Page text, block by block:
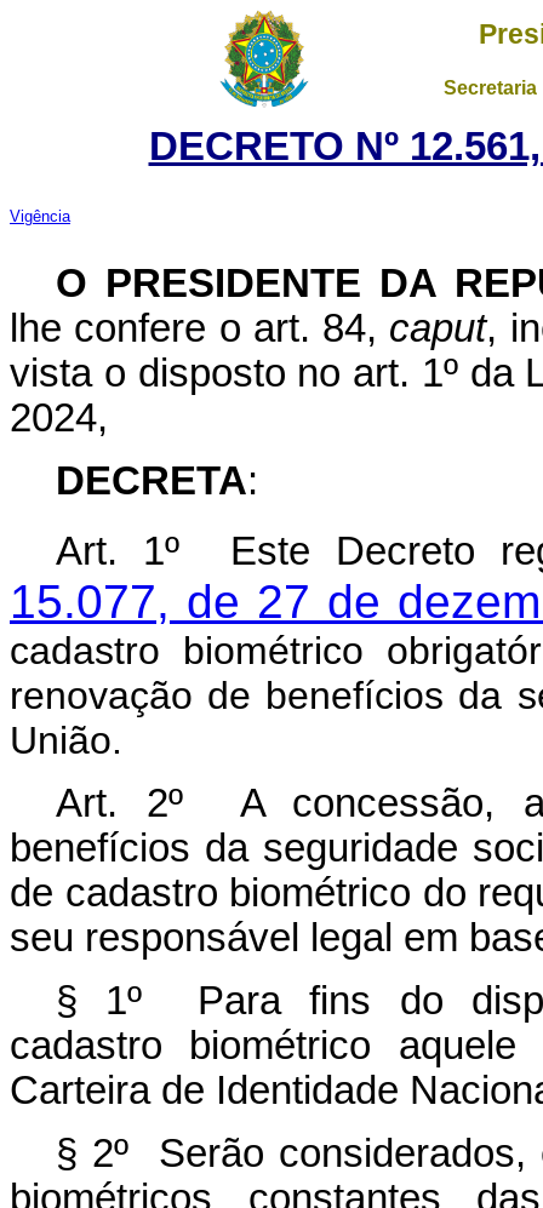
DECRETO Nº
Vigência
O PRESIDENTE DA
lhe confere o art. 84, caput,
vista o disposto no art. 1º da
2024,
DECRETA:
Art. 1º Este Decreto
15.077, de 27 de
cadastro biométrico
renovação de benefícios da
União.
Art. 2º A concessão,
benefícios da seguridade
de cadastro biométrico do
seu responsável legal em
§ 1º Para fins do
cadastro biométrico
Carteira de Identidade
§ 2º Serão
biométricos constantes